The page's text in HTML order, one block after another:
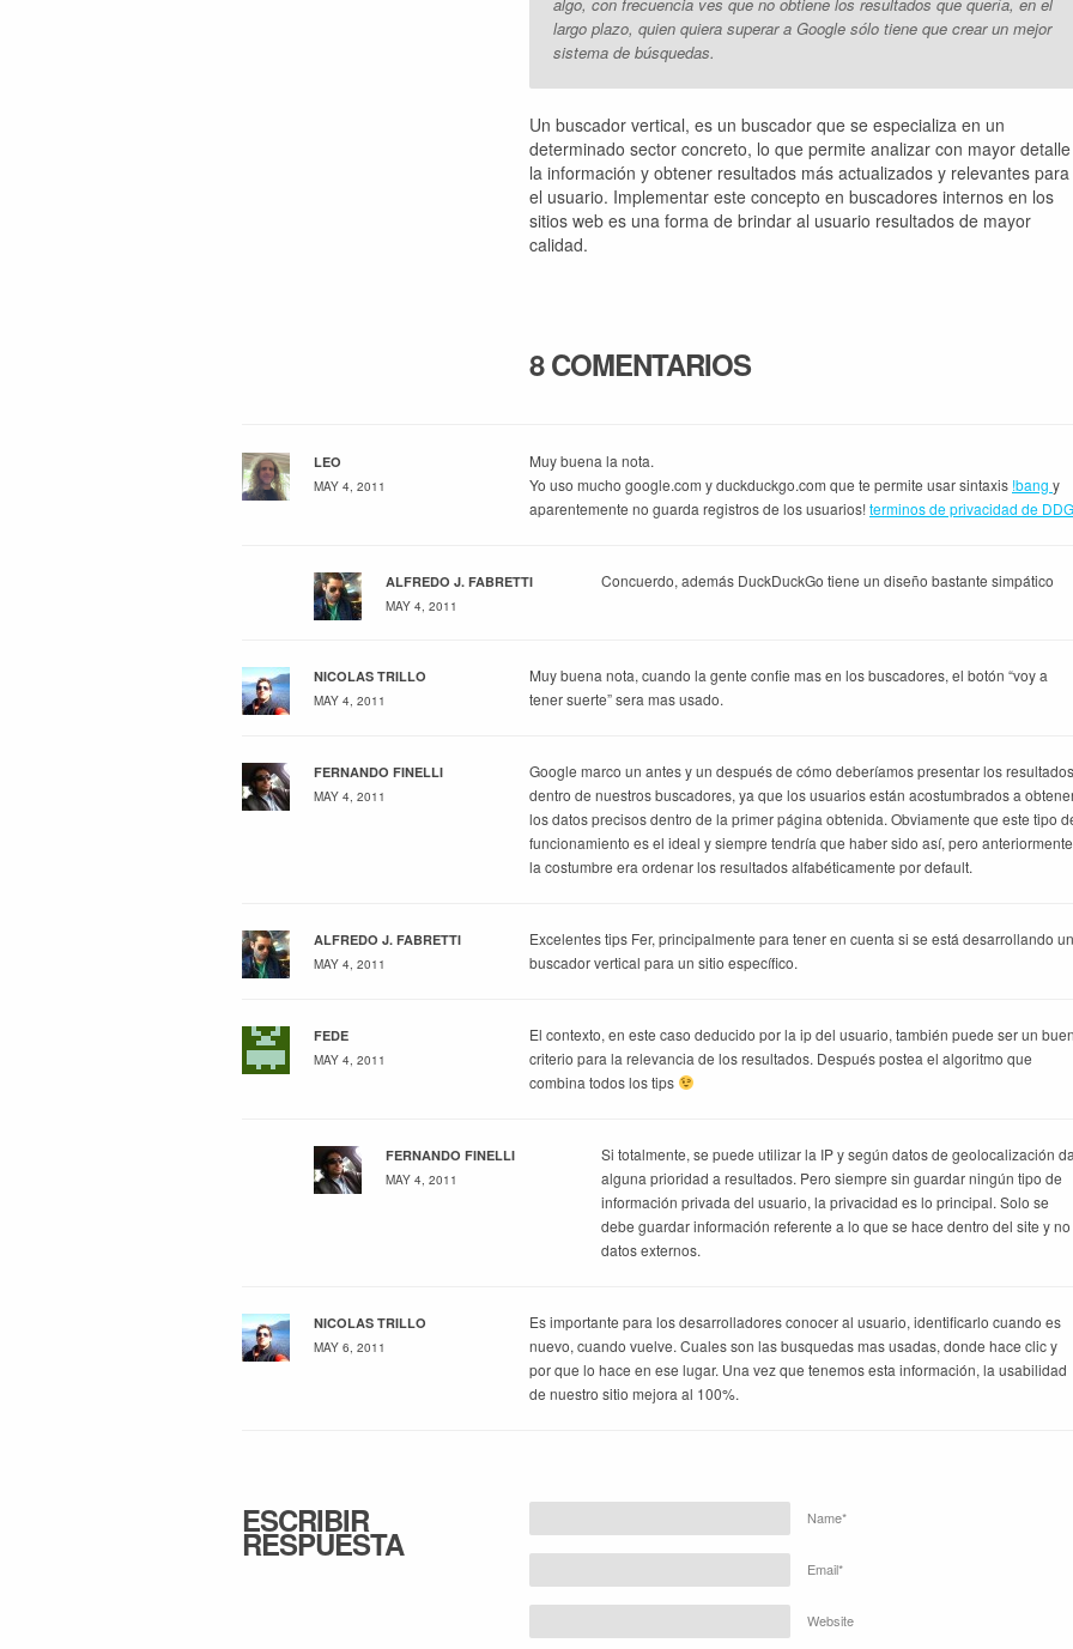
largo plazo, quien quiera superar a Google sólo tiene que crear un mejor
sistema de búsquedas.
Un buscador vertical, es un buscador que se especializa en un
determinado sector concreto, lo que permite analizar con mayor detalle
la información y obtener resultados más actualizados y relevantes para
el usuario. Implementar este concepto en buscadores internos en los
sitios web es una forma de brindar al usuario resultados de mayor
calidad.
8 COMENTARIOS
LEO
MAY 4, 2011
Muy buena la nota.
Yo uso mucho google.com y duckduckgo.com que te permite usar sintaxis !bang y
aparentemente no guarda registros de los usuarios!terminos de privacidad de DDG
ALFREDO J. FABRETTI
MAY 4, 2011
Concuerdo, además DuckDuckGo tiene un diseño bastante simpático
NICOLAS TRILLO
MAY 4, 2011
Muy buena nota, cuando la gente confie mas en los buscadores, el botón “voy a
tener suerte” sera mas usado.
FERNANDO FINELLI
MAY 4, 2011
Google marco un antes y un después de cómo deberíamos presentar los resultados
dentro de nuestros buscadores, ya que los usuarios están acostumbrados a
los datos precisos dentro de la primer página obtenida. Obviamente que este tipo
funcionamiento es el ideal y siempre tendría que haber sido así, pero anteriormente
la costumbre era ordenar los resultados alfabéticamente por default.
ALFREDO J. FABRETTI
MAY 4, 2011
Excelentes tips Fer, principalmente para tener en cuenta si se está desarrollando un
buscador vertical para un sitio específico.
FEDE
MAY 4, 2011
El contexto, en este caso deducido por la ip del usuario, también puede ser un
criterio para la relevancia de los resultados. Después postea el algoritmo que
combina todos los tips
FERNANDO FINELLI
MAY 4, 2011
Si totalmente, se puede utilizar la IP y según datos de geolocalización
alguna prioridad a resultados. Pero siempre sin guardar ningún tipo de
información privada del usuario, la privacidad es lo principal. Solo se
debe guardar información referente a lo que se hace dentro del site y no
datos externos.
NICOLAS TRILLO
MAY 6, 2011
Es importante para los desarrolladores conocer al usuario, identificarlo cuando es
nuevo, cuando vuelve. Cuales son las busquedas mas usadas, donde hace clic y
por que lo hace en ese lugar. Una vez que tenemos esta información, la usabilidad
de nuestro sitio mejora al 100%.
ESCRIBIR
RESPUESTA
Name*
Email*
Website